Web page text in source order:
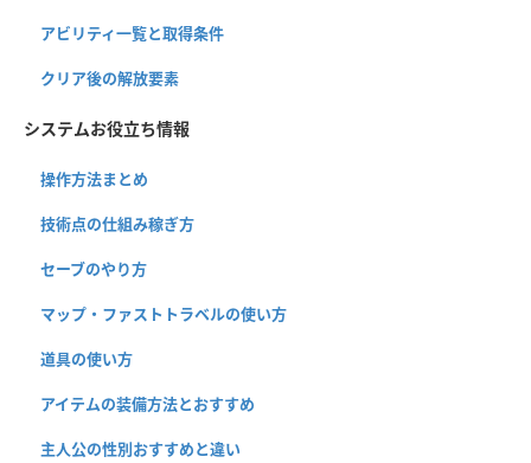
アビリティ一覧と取得条件
クリア後の解放要素
システムお役立ち情報
操作方法まとめ
技術点の仕組み稼ぎ方
セーブのやり方
マップ・ファストトラベルの使い方
道具の使い方
アイテムの装備方法とおすすめ
主人公の性別おすすめと違い